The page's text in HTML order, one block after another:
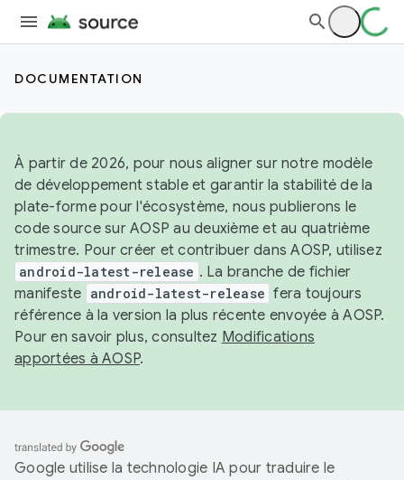
DOCUMENTATION
À partir de 2026, pour nous aligner sur notre modèle
de développement stable et garantir la stabilité de la
plate-forme pour l'écosystème, nous publierons le
code source sur AOSP au deuxième et au quatrième
trimestre. Pour créer et contribuer dans AOSP, utilisez
android-latest-release . La branche de fichier
manifeste android-latest-release fera toujours
référence à la version la plus récente envoyée à AOSP.
Pour en savoir plus, consultez Modifications
apportées à AOSP.
Google utilise la technologie IA pour traduire le